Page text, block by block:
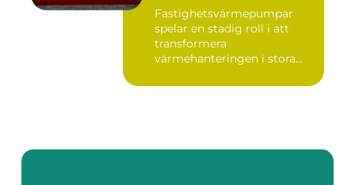
Fastighetsvärmepumpar
spelar en stadig roll i att
transformera
värmehanteringen i stora